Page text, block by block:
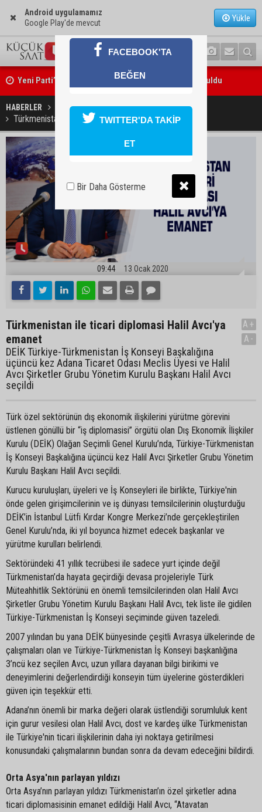
Android uygulamamız
Google Play'de mevcut
Yükle
Yeni Parti’nin Sarıçam ve Karataş teşkilatları oluşturuldu
Feke Belediye Başkanı Cömert Özen, Adana Valisi Mustafa Yavuz’u
ziyaret etti
HABERLER EKONOMİ
Türkmenistan ile ticari diplomasi Halil Avcı'ya emanet
09:44 13 Ocak 2020
Türkmenistan ile ticari diplomasi Halil Avcı'ya
emanet
DEİK Türkiye-Türkmenistan İş Konseyi Başkalığına
üçüncü kez Adana Ticaret Odası Meclis Üyesi ve Halil
Avcı Şirketler Grubu Yönetim Kurulu Başkanı Halil Avcı
seçildi
A+
A-
Türk özel sektörünün dış ekonomik ilişkilerini yürütme görevini
üstlenen gönüllü bir “iş diplomasisi” örgütü olan Dış Ekonomik İlişkiler
Kurulu (DEİK) Olağan Seçimli Genel Kurulu’nda, Türkiye-Türkmenistan
İş Konseyi Başkalığına üçüncü kez Halil Avcı Şirketler Grubu Yönetim
Kurulu Başkanı Halil Avcı seçildi.
Kurucu kuruluşları, üyeleri ve İş Konseyleri ile birlikte, Türkiye'nin
önde gelen girişimcilerinin ve iş dünyası temsilcilerinin oluşturduğu
DEİK’in İstanbul Lütfi Kırdar Kongre Merkezi’nde gerçekleştirilen
Genel Kurulu’nda, iki yıl boyunca hizmet edecek başkanlar ve
yürütme kurulları belirlendi.
Sektöründeki 41 yıllık tecrübesi ile sadece yurt içinde değil
Türkmenistan’da hayata geçirdiği devasa projeleriyle Türk
Müteahhitlik Sektörünü en önemli temsilcilerinden olan Halil Avcı
Şirketler Grubu Yönetim Kurulu Başkanı Halil Avcı, tek liste ile gidilen
Türkiye-Türkmenistan İş Konseyi seçiminde güven tazeledi.
2007 yılından bu yana DEİK bünyesinde çeşitli Avrasya ülkelerinde de
çalışmaları olan ve Türkiye-Türkmenistan İş Konseyi başkanlığına
3’ncü kez seçilen Avcı, uzun yıllara dayanan bilgi birikimi ve
deneyimlerini değerlendirdiği konseyin tüm üyelerine gösterdikleri
güven için teşekkür etti.
Adana’nın önemli bir marka değeri olarak üstlendiği sorumluluk kent
için gurur vesilesi olan Halil Avcı, dost ve kardeş ülke Türkmenistan
ile Türkiye'nin ticari ilişkilerinin daha iyi noktaya getirilmesi
konusundaki çalışmalarının bundan sonra da devam edeceğini bildirdi.
Orta Asya'nın parlayan yıldızı
Orta Asya’nın parlayan yıldızı Türkmenistan’ın özel şirketler adına
ticari diplomasisinin emanet edildiği Halil Avcı, “Atavatan
FACEBOOK'TA
BEĞEN
TWITTER'DA TAKİP
ET
Bir Daha Gösterme